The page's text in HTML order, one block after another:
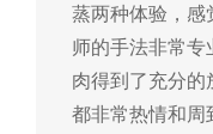
蒸两种体验，感
师的手法非常
肉得到了充分的
都非常热情和周